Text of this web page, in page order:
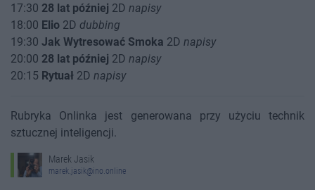
17:30 28 lat później 2D napisy
18:00 Elio 2D dubbing
19:30 Jak Wytresować Smoka 2D napisy
20:00 28 lat później 2D napisy
20:15 Rytuał 2D napisy
Rubryka Onlinka jest generowana przy użyciu technik
sztucznej inteligencji.
Marek Jasik
marek.jasik@ino.online